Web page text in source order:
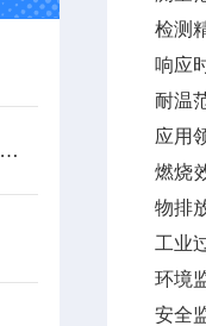
防爆氧化锆的工作原理和适用工况
检测
响应
耐温
应用
燃烧
物排
工业
环境
安全